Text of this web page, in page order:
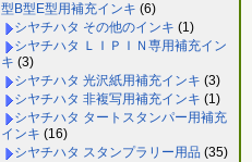
型B型E型用補充インキ (6)
シヤチハタ その他のインキ (1)
シヤチハタ ＬＩＰＩＮ専用補充イン
キ (3)
シヤチハタ 光沢紙用補充インキ (3)
シヤチハタ 非複写用補充インキ (1)
シヤチハタ タートスタンパー用補充
インキ (16)
シヤチハタ スタンプラリー用品 (35)